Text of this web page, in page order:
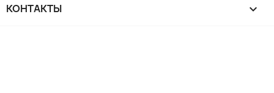
КОНТАКТЫ keyboard_arrow_down